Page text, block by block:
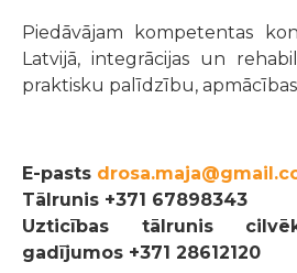
Piedāvājam kompetentas
Latvijā, integrācijas un
praktisku palīdzību,
E-pasts
Tālrunis +371 67898343
Uzticības tālrunis
gadījumos +371 28612120